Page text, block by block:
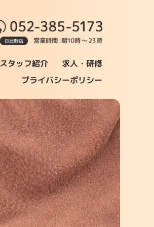
スタッフ紹介 求人・研修
プライバシーポリシー